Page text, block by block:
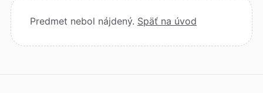
Predmet nebol nájdený. Späť na úvod